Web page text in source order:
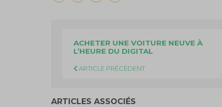
ACHETER UNE VOITURE NEUVE À
L’HEURE DU DIGITAL
ARTICLE PRÉCÉDENT
ARTICLES ASSOCIÉS